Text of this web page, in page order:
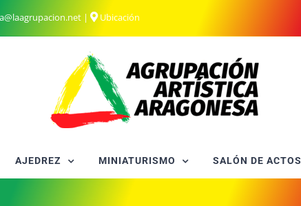
| Ubicación
AJEDREZ MINIATURISMO SALÓN DE ACTOS